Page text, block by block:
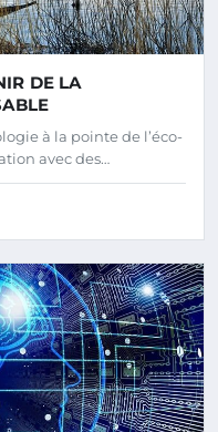
DE LA
à la pointe de l’éco-
avec des…